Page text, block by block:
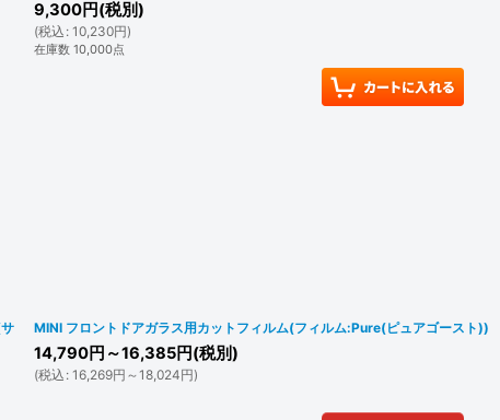
9,300円(税別)
(税込 : 10,230円)
在庫数 10,000点
MINI フロントドアガラス用カットフィルム(フィルム:Pure(ピュアゴースト))
14,790円 ～16,385円(税別)
(税込 : 16,269円 ～18,024円)